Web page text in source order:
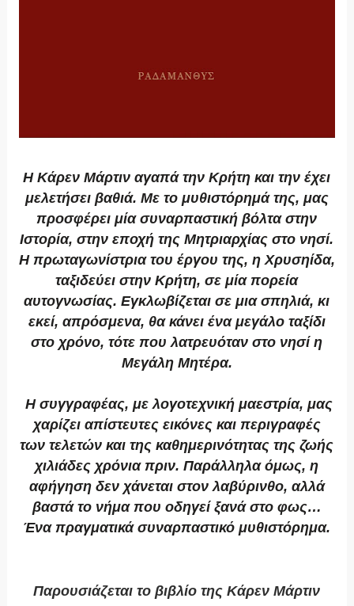
Η Κάρεν Μάρτιν αγαπά την Κρήτη και την έχει
μελετήσει βαθιά. Με το μυθιστόρημά της, μας
προσφέρει μία συναρπαστική βόλτα στην
Ιστορία, στην εποχή της Μητριαρχίας στο νησί.
Η πρωταγωνίστρια του έργου της, η Χρυσηίδα,
ταξιδεύει στην Κρήτη, σε μία πορεία
αυτογνωσίας. Εγκλωβίζεται σε μια σπηλιά, κι
εκεί, απρόσμενα, θα κάνει ένα μεγάλο ταξίδι
στο χρόνο, τότε που λατρευόταν στο νησί η
Μεγάλη Μητέρα.
Η συγγραφέας, με λογοτεχνική μαεστρία, μας
χαρίζει απίστευτες εικόνες και περιγραφές
των τελετών και της καθημερινότητας της ζωής
χιλιάδες χρόνια πριν. Παράλληλα όμως, η
αφήγηση δεν χάνεται στον λαβύρινθο, αλλά
βαστά το νήμα που οδηγεί ξανά στο φως…
Ένα πραγματικά συναρπαστικό μυθιστόρημα.
Παρουσιάζεται το βιβλίο της Κάρεν Μάρτιν